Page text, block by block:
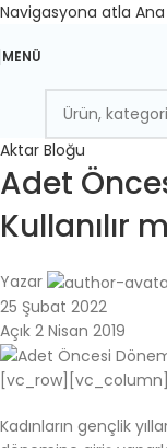
Navigasyona atla
MENÜ
Aktar Bloğu
Adet
Kullanılır
Yazar
25 Şubat 2022
Açık 2 Nisan 2019
Kadınların gençlik